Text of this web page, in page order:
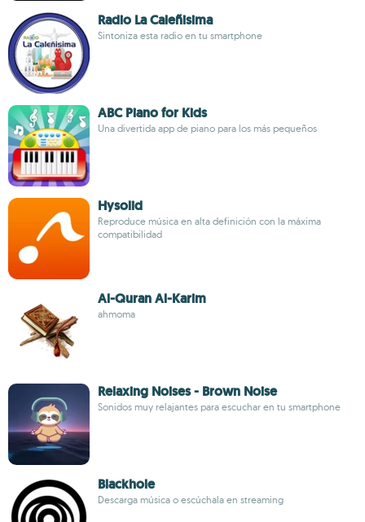
Radio La Caleñisima
Sintoniza esta radio en tu smartphone
ABC Piano for Kids
Una divertida app de piano para los más pequeños
Hysolid
Reproduce música en alta definición con la máxima
compatibilidad
Al-Quran Al-Karim
ahmoma
Relaxing Noises - Brown Noise
Sonidos muy relajantes para escuchar en tu smartphone
Blackhole
Descarga música o escúchala en streaming